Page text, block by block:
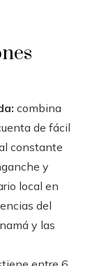
combina
de fácil
constante
y
local en
del
y las